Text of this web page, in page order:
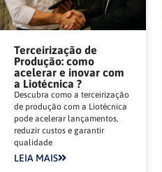
Terceirização de
Produção: como
acelerar e inovar com
a Liotécnica ?
Descubra como a terceirização
de produção com a Liotécnica
pode acelerar lançamentos,
reduzir custos e garantir
qualidade
LEIA MAIS